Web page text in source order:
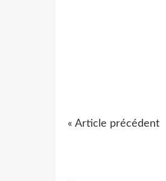
« Article précédent